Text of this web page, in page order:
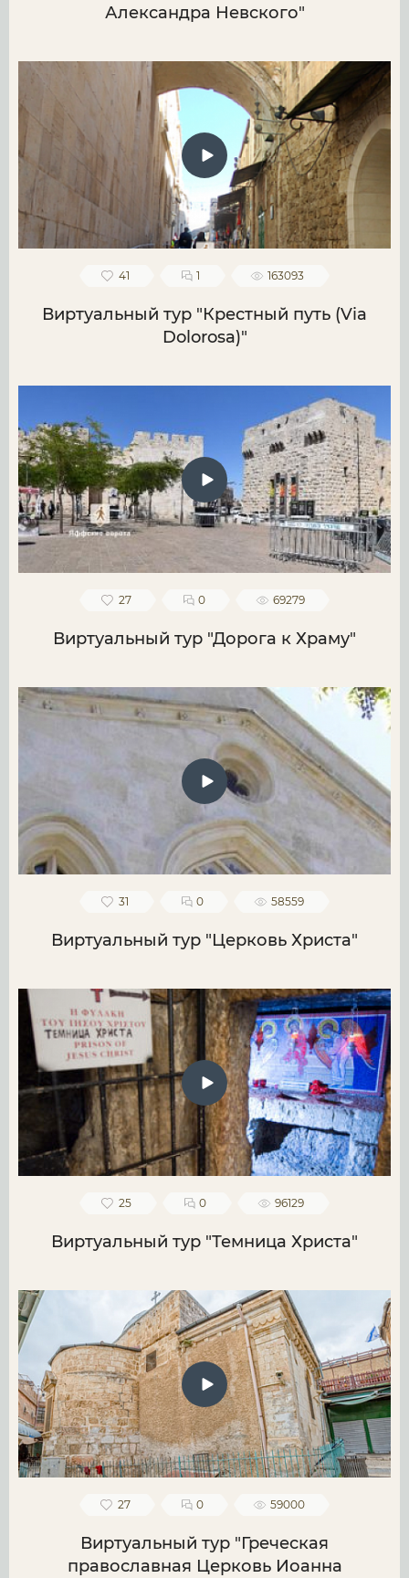
Александра Невского"
41 1 163093
Виртуальный тур "Крестный путь (Via
Dolorosa)"
27 0 69279
Виртуальный тур "Дорога к Храму"
31 0 58559
Виртуальный тур "Церковь Христа"
25 0 96129
Виртуальный тур "Темница Христа"
27 0 59000
Виртуальный тур "Греческая
православная Церковь Иоанна